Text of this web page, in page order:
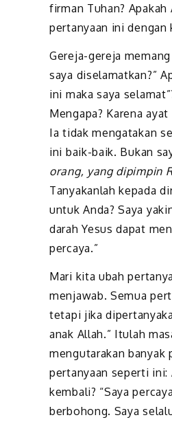
firman Tuhan?
pertanyaan ini dengan
Gereja-gereja
saya diselamatkan?”
ini maka saya
Mengapa? Karena
Ia tidak mengatakan
ini baik-baik. Bukan
orang, yang dipimpin
Tanyakanlah kepada
untuk Anda? Saya
darah Yesus dapat
percaya.”
Mari kita ubah
menjawab. Semua
tetapi jika
anak Allah.” Itulah
mengutarakan banyak
pertanyaan seperti ini:
kembali? “Saya
berbohong. Saya